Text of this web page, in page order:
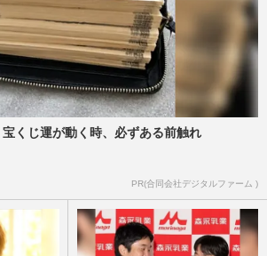
宝くじ運が動く時、必ずある前触れ
PR(合同会社デジタルファーム )